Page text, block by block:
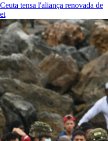
tensa l'aliança renovada de